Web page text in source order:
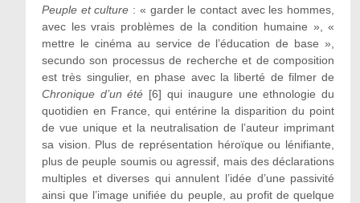
Peuple et culture : « garder le contact avec les hommes,
avec les vrais problèmes de la condition humaine », «
mettre le cinéma au service de l’éducation de base »,
secundo son processus de recherche et de composition
est très singulier, en phase avec la liberté de filmer de
Chronique d’un été [6] qui inaugure une ethnologie du
quotidien en France, qui entérine la disparition du point
de vue unique et la neutralisation de l’auteur imprimant
sa vision. Plus de représentation héroïque ou lénifiante,
plus de peuple soumis ou agressif, mais des déclarations
multiples et diverses qui annulent l’idée d’une passivité
ainsi que l’image unifiée du peuple, au profit de quelque